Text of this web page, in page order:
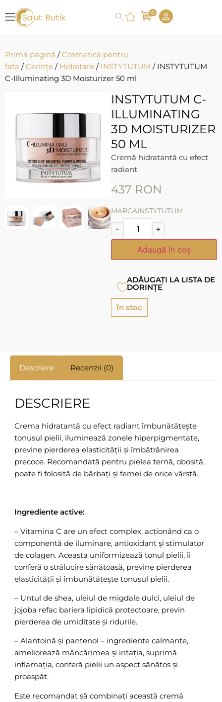
0
Prima pagină /Cosmetica pentru
fata /Cerințe / Hidratare / INSTYTUTUM / INSTYTUTUM
C-Illuminating 3D Moisturizer 50 ml
INSTYTUTUM C-
ILLUMINATING
3D MOISTURIZER
50 ML
Cremă hidratantă cu efect
radiant
437 RON
MARCAINSTYTUTUM
- +
Adaugă în coș
ADĂUGAȚI LA LISTA DE
DORINȚE
În stoc
Descriere Recenzii (0)
DESCRIERE
Crema hidratantă cu efect radiant îmbunătățește
tonusul pielii, iluminează zonele hiperpigmentate,
previne pierderea elasticității și îmbătrânirea
precoce. Recomandată pentru pielea ternă, obosită,
poate fi folosită de bărbați și femei de orice vârstă.
Ingrediente active:
– Vitamina C are un efect complex, acționând ca o
componentă de iluminare, antioxidant și stimulator
de colagen. Aceasta uniformizează tonul pielii, îi
conferă o strălucire sănătoasă, previne pierderea
elasticității și îmbunătățește tonusul pielii.
– Untul de shea, uleiul de migdale dulci, uleiul de
jojoba refac bariera lipidică protectoare, previn
pierderea de umiditate și ridurile.
– Alantoină și pantenol – ingrediente calmante,
ameliorează mâncărimea și iritația, suprimă
inflamația, conferă pielii un aspect sănătos și
proaspăt.
Este recomandat să combinați această cremă